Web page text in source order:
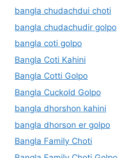
bangla chudachdui choti
bangla chudachudir golpo
bangla coti golpo
Bangla Coti Kahini
Bangla Cotti Golpo
Bangla Cuckold Golpo
bangla dhorshon kahini
bangla dhorson er golpo
Bangla Family Choti